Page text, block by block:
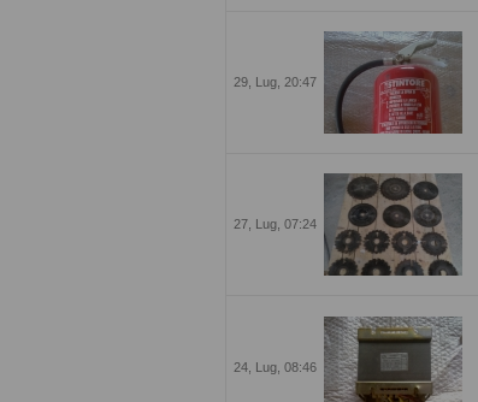
29, Lug, 20:47
27, Lug, 07:24
24, Lug, 08:46